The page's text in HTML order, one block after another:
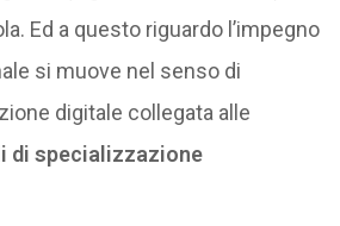
Ed a questo riguardo l’impegno
si muove nel senso di
digitale collegata alle
di specializzazione